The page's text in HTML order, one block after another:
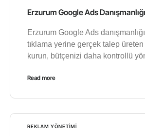
Erzurum Google Ads Danışmanlığı
Erzurum Google Ads
tıklama yerine gerçek talep
kurun, bütçenizi daha kontrollü
Read more
REKLAM YÖNETIMI